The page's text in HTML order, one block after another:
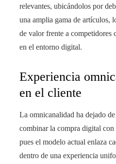
relevantes, ubicándolos por
una amplia gama de artículos,
de valor frente a competidores
en el entorno digital.
Experiencia
en el cliente
La omnicanalidad ha dejado
combinar la compra digital con
pues el modelo actual enlaza
dentro de una experiencia